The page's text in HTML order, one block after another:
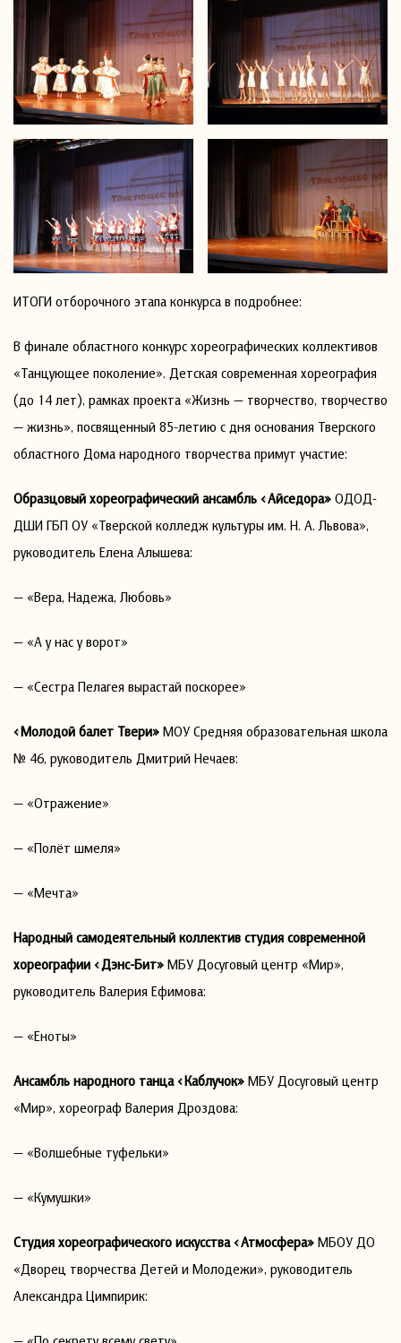
ИТОГИ отборочного этапа конкурса в подробнее:
В финале областного конкурс хореографических коллективов
«Танцующее поколение». Детская современная хореография
(до 14 лет), рамках проекта «Жизнь — творчество, творчество
— жизнь», посвященный 85-летию с дня основания Тверского
областного Дома народного творчества примут участие:
Образцовый хореографический ансамбль «Айседора» ОДОД-
ДШИ ГБП ОУ «Тверской колледж культуры им. Н. А. Львова»,
руководитель Елена Алышева:
— «Вера, Надежа, Любовь»
— «А у нас у ворот»
— «Сестра Пелагея вырастай поскорее»
«Молодой балет Твери» МОУ Средняя образовательная школа
№ 46, руководитель Дмитрий Нечаев:
— «Отражение»
— «Полёт шмеля»
— «Мечта»
Народный самодеятельный коллектив студия современной
хореографии «Дэнс-Бит» МБУ Досуговый центр «Мир»,
руководитель Валерия Ефимова:
— «Еноты»
Ансамбль народного танца «Каблучок» МБУ Досуговый центр
«Мир», хореограф Валерия Дроздова:
— «Волшебные туфельки»
— «Кумушки»
Студия хореографического искусства «Атмосфера» МБОУ ДО
«Дворец творчества Детей и Молодежи», руководитель
Александра Цимпирик: